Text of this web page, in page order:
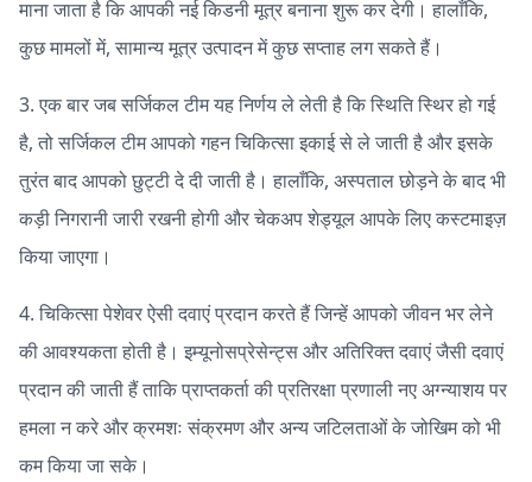
माना जाता है कि आपकी नई किडनी मूत्र बनाना शुरू कर देगी। हालाँकि,
कुछ मामलों में, सामान्य मूत्र उत्पादन में कुछ सप्ताह लग सकते हैं।
3. एक बार जब सर्जिकल टीम यह निर्णय ले लेती है कि स्थिति स्थिर हो गई
है, तो सर्जिकल टीम आपको गहन चिकित्सा इकाई से ले जाती है और इसके
तुरंत बाद आपको छुट्टी दे दी जाती है। हालाँकि, अस्पताल छोड़ने के बाद भी
कड़ी निगरानी जारी रखनी होगी और चेकअप शेड्यूल आपके लिए कस्टमाइज़
किया जाएगा।
4. चिकित्सा पेशेवर ऐसी दवाएं प्रदान करते हैं जिन्हें आपको जीवन भर लेने
की आवश्यकता होती है। इम्यूनोसप्रेसेन्ट्स और अतिरिक्त दवाएं जैसी दवाएं
प्रदान की जाती हैं ताकि प्राप्तकर्ता की प्रतिरक्षा प्रणाली नए अग्न्याशय पर
हमला न करे और क्रमशः संक्रमण और अन्य जटिलताओं के जोखिम को भी
कम किया जा सके।